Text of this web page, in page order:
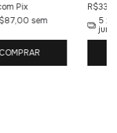
Pix
sem
COMPRAR
5 x